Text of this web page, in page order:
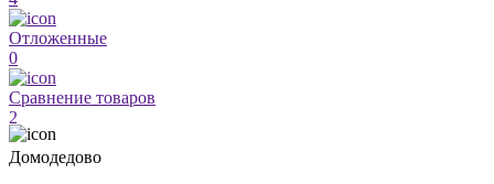
Отложенные
0
Сравнение товаров
2
Домодедово